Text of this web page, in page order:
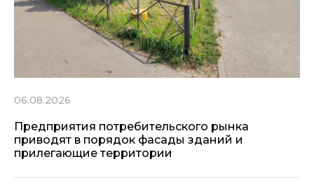
06.08.2026
Предприятия потребительского рынка
приводят в порядок фасады зданий и
прилегающие территории